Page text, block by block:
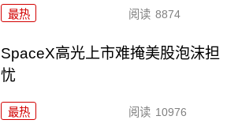
最热 阅读 8874
SpaceX高光上市难掩美股泡沫担
忧
最热 阅读 10976